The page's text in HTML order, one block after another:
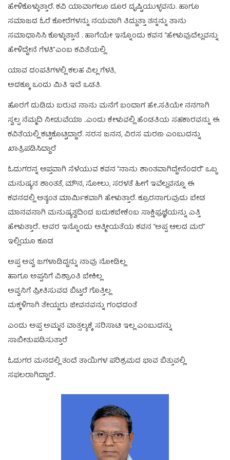
ಹೇಳಿಕೊಳ್ಳುತ್ತಾರೆ. ಕವಿ ಯಾವಾಗಲೂ ದೂರ ದೃಷ್ಟಿಯುಳ್ಳವನು. ಹಾಗೂ
ಸಮಾಜದ ಓರೆ ಕೋರೆಗಳನ್ನು ನಯವಾಗಿ ತಿದ್ದುತ್ತಾ ತನ್ನನ್ನು ತಾನು
ಸಮಾಧಾನಿಸಿ ಕೊಳ್ಳುತ್ತಾನೆ . ಹಾಗೆಯೇ ಇನ್ನೊಂದು ಕವನ “ಹೇಳುವುದೆಲ್ಲವನ್ನು
ಹೇಳಿದ್ದೇನೆ ಗೆಳತಿ”ಎಂಬ ಕವಿತೆಯಲ್ಲಿ
ಯಾವ ದಂಪತಿಗಳಲ್ಲಿ ಕಲಹ ವಿಲ್ಲ ಗೆಳತಿ,
ಅದಕ್ಕೂ ಒಂದು ಮಿತಿ ಇದೆ ಒಡತಿ.
ಹೊರಗೆ ದುಡಿದು ಬರುವ ನಾನು ಮನೆಗೆ ಬಂದಾಗ ಹೇ..ಸತಿಯೇ ನನಗಾಗಿ
ಸ್ವಲ್ಪ ನೆಮ್ಮದಿ ನೀಡುವೆಯಾ ..ಎಂದು ಕೇಳುವಲ್ಲಿ ಹೆಂಡತಿಯ ಸಹಕಾರವನ್ನು ಈ
ಕವಿತೆಯಲ್ಲಿ ಕಟ್ಟಿಕೊಟ್ಟಿದ್ದಾರೆ. ಸರಸ ಜನನ, ವಿರಸ ಮರಣ ಎಂಬುದನ್ನು
ಖಾತ್ರಿಪಡಿಸಿದ್ದಾರೆ
ಓದುಗರನ್ನ ಆಪ್ತವಾಗಿ ಸೆಳೆಯುವ ಕವನ “ನಾನು ಶಾಂತವಾಗಿದ್ದೇನೆಂದರೆ” ಒಬ್ಬ
ಮನುಷ್ಯನ ಶಾಂತತೆ, ಮೌನ, ಸೋಲು, ಸರಳತೆ ಹೀಗೆ ಇವೆಲ್ಲವನ್ನೂ ಈ
ಕವನದಲ್ಲಿ ಅತ್ಯಂತ ಮಾರ್ಮಿಕವಾಗಿ ಹೇಳುತ್ತಾರೆ. ಕ್ರೂರನಾಗುವುದು ಬೇಡ
ಮಾನವನಾಗಿ ಮನುಷ್ಯತ್ವದಿಂದ ಬದುಕಬೇಕೆಂಬ ಸಾಕ್ಷಿಪ್ರಜ್ಞೆಯನ್ನು ಎತ್ತಿ
ಹೇಳುತ್ತಾರೆ.. ಅವರ ಇನ್ನೊಂದು ಆತ್ಮೀಯತೆಯ ಕವನ “ಅಪ್ಪ ಆಲದ ಮರ”
ಇಲ್ಲಿಯೂ ಕೂಡ
ಅಪ್ಪ ಅವ್ವ ಜಗಳಾಡಿದ್ದನ್ನು ನಾವು ನೋಡಿಲ್ಲ
ಹಾಗೂ ಅಪ್ಪನಿಗೆ ವಿಶ್ರಾಂತಿ ಬೇಕಿಲ್ಲ
ಅವ್ವನಿಗೆ ಪ್ರೀತಿಸುವದ ಬಿಟ್ಟರೆ ಗೊತ್ತಿಲ್ಲ
ಮಕ್ಕಳಿಗಾಗಿ ತೇಯ್ದರು ಜೀವನವನ್ನು ಗಂಧದಂತೆ
ಎಂದು ಅಪ್ಪ ಅಮ್ಮನ ವಾತ್ಸಲ್ಯಕ್ಕೆ ಸರಿಸಾಟಿ ಇಲ್ಲ ಎಂಬುದನ್ನು
ಸಾಬೀತುಪಡಿಸುತ್ತಾರೆ
ಓದುಗರ ಮನದಲ್ಲಿ ತಂದೆ ತಾಯಿಗಳ ಪರಿಶ್ರಮದ ಭಾವ ಬಿತ್ತುವಲ್ಲಿ
ಸಫಲರಾಗಿದ್ದಾರೆ..